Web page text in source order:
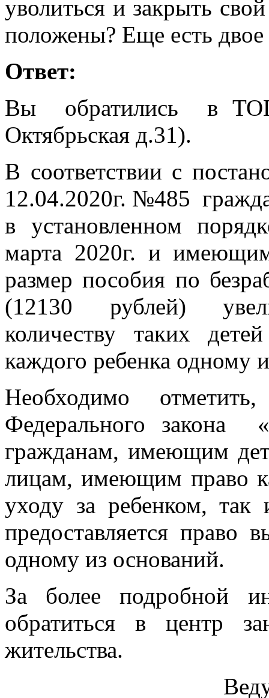
уволиться и закрыть
положены? Еще есть
Ответ:
Вы обратились в
Октябрьская д.31).
В соответствии с
12.04.2020г. №485
в установленном
марта 2020г. и
размер пособия по
(12130 рублей)
количеству таких
каждого ребенка одному
Необходимо
Федерального закона
гражданам, имеющим
лицам, имеющим право
уходу за ребенком, так
предоставляется
одному из оснований.
За более подробной
обратиться в центр
жительства.